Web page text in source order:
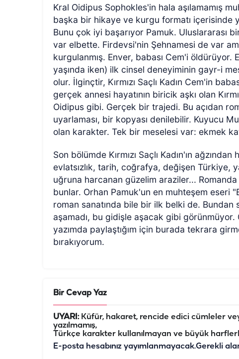
Kral Oidipus Sophokles'in hala aşılamamış
başka bir hikaye ve kurgu formatı
Bunu çok iyi başarıyor Pamuk. Uluslararası
var elbette. Firdevsi'nin Şehnamesi de var
kurgulanmış. Enver, babası Cem'i öldürüyor.
yaşında iken) ilk cinsel deneyiminin gayr-i
olur. İlginçtir, Kırmızı Saçlı Kadın Cem'in
gerçek annesi hayatının biricik aşkı olan
Oidipus gibi. Gerçek bir trajedi. Bu açıdan
uyarlaması, bir kopyası denilebilir. Kuyucu
olan karakter. Tek bir meselesi var: ekmek
Son bölümde Kırmızı Saçlı Kadın'ın
evlatsızlık, tarih, coğrafya, değişen Türkiye,
uğruna harcanan güzelim araziler...
bunlar. Orhan Pamuk'un en muhteşem eseri
roman sanatında bile bir ilk belki de. Bundan
aşamadı, bu gidişle aşacak gibi
yazımda paylaştığım için burada tekrara
bırakıyorum.
Bir Cevap Yaz
UYARI:Küfür, hakaret, rencide edici cümleler
yazılmamış,
Türkçe karakter kullanılmayan ve büyük
E-posta hesabınız yayımlanmayacak.Gerekli